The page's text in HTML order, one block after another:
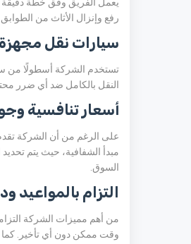
رفع وإنزال الأثاث من الطوابق
سيارات نقل
تستخدم الشركة أسطولًا من
النقل بالكامل ضد أي ضرر
أسعار تنافسية
على الرغم من أن الشركة تقدم
مبدأ الشفافية، حيث يتم
السوق.
التزام بالمواعيد
من أهم مميزات الشركة
وقت ممكن دون أي تأخير.